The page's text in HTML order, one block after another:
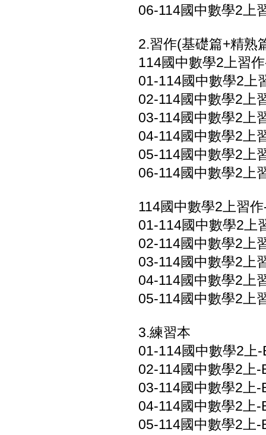
06-114國中數學2上
2.習作(基礎篇+精熟
114國中數學2上習
01-114國中數學2上
02-114國中數學2上
03-114國中數學2上
04-114國中數學2上
05-114國中數學2上
06-114國中數學2上
114國中數學2上習
01-114國中數學2上
02-114國中數學2上
03-114國中數學2上
04-114國中數學2上
05-114國中數學2上
3.練習本
01-114國中數學2上
02-114國中數學2上
03-114國中數學2上
04-114國中數學2上
05-114國中數學2上